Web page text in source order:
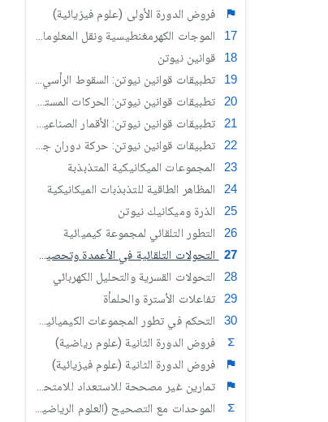
فروض الدورة الأولى (علوم فيزيائية)
الموجات الكهرمغنطيسية ونقل المعلومات - تضمين الوسع
قوانين نيوتن
تطبيقات قوانين نيوتن: السقوط الرأسي لجسم صلب
تطبيقات قوانين نيوتن: الحركات المستوية
تطبيقات قوانين نيوتن: الأقمار الصناعية والكواكب
تطبيقات قوانين نيوتن: حركة دوران جسم صلب حول محور ثابت
المجموعات الميكانيكية المتذبذبة
المظاهر الطاقية للتذبذبات الميكانيكية
الذرة وميكانيك نيوتن
التطور التلقائي لمجموعة كيميائية
التحولات التلقائية في الأعمدة وتحصيل الطاقة
التحولات القسرية والتحليل الكهربائي
تفاعلات الأسترة والحلمأة
التحكم في تطور المجموعات الكيميائية بتغيير متفاعل
فروض الدورة الثانية (علوم رياضية)
فروض الدورة الثانية (علوم فيزيائية)
تمارين غير مصححة للاستعداد للامتحان الوطني
الموحدات مع التصحيح (العلوم الرياضية)